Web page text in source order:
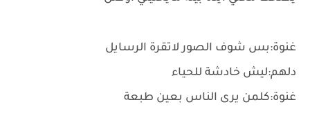
غنوة:بس شوف الصور لاتقرة الرسايل
دلهم:ليش خادشة للحياء
غنوة:كلمن يرى الناس بعين طبعة